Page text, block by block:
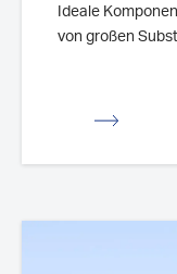
Ideale
von großen